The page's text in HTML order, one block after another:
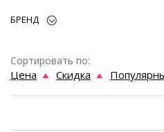
БРЕНД
Сортировать по:
Цена Скидка